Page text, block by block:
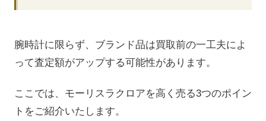
腕時計に限らず、ブランド品は買取前の一工夫によ
って査定額がアップする可能性があります。
ここでは、モーリスラクロアを高く売る3つのポイン
トをご紹介いたします。